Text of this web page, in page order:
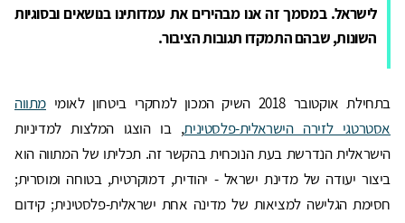
לישראל. במסמך זה אנו מבהירים את עמדותינו בנושאים ובסוגיות
השונות, שבהם התמקדו תגובות הציבור.
בתחילת אוקטובר 2018 השיק המכון למחקרי ביטחון לאומי
מתווה
אסטרטגי לזירה הישראלית-פלסטינית, בו הוצגו המלצות למדיניות
הישראלית הנדרשת בעת הנוכחית בהקשר זה. תכליתו של המתווה הוא
ביצור יעודה של מדינת ישראל - יהודית, דמוקרטית, בטוחה ומוסרית;
חסימת הגלישה למציאות של מדינה אחת ישראלית-פלסטינית; קידום